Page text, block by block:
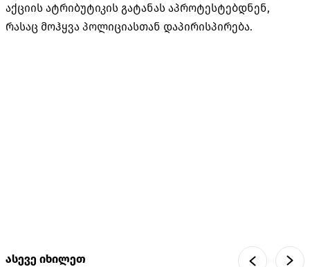
აქციის ატრიბუტიკის გატანას აპროტესტებდნენ,
რასაც მოჰყვა პოლიციასთან დაპირისპირება.
ასევე იხილეთ